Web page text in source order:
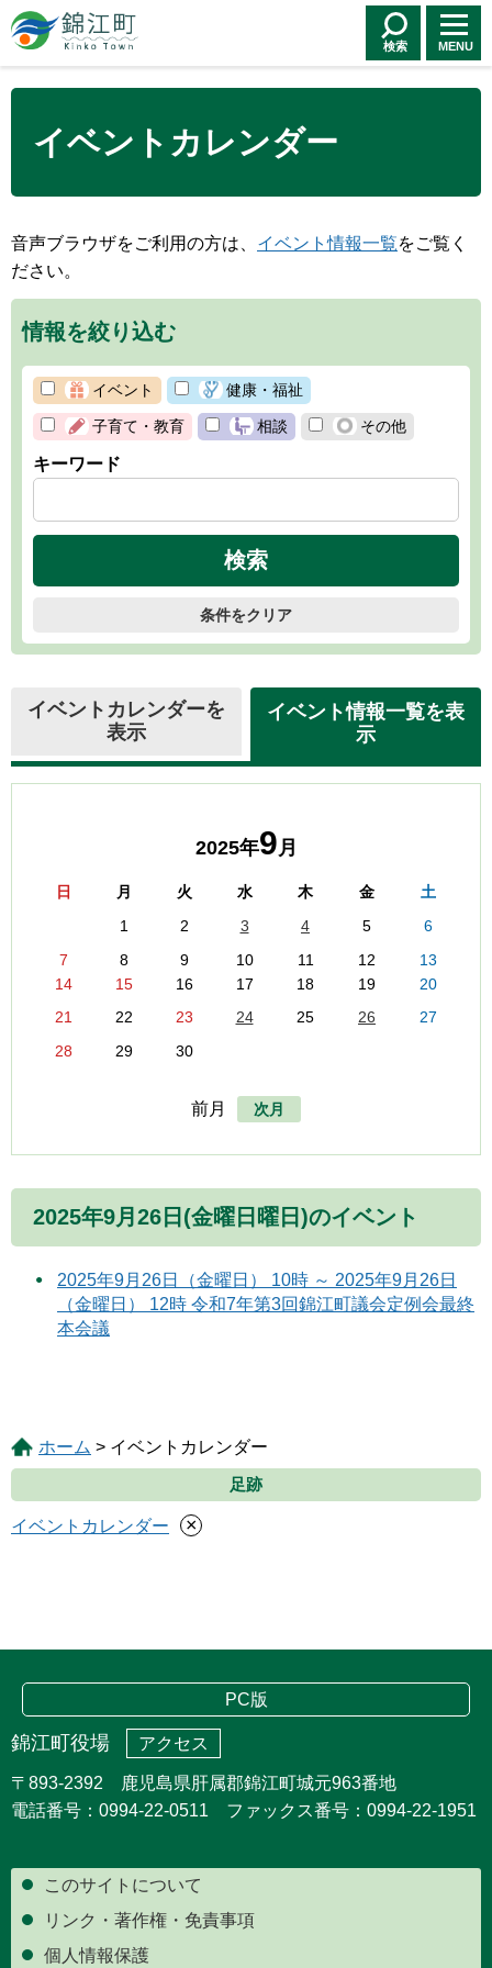
錦江町 Kinko
Town
検索 MENU
イベントカレンダー
音声ブラウザをご利用の方は、 イベント情報一覧をご覧く
ださい。
情報を絞り込む
イベント 健康・福祉
子育て・教育 相談 その他
キーワード
条件をクリア
イベントカレンダーを
表示
イベント情報一覧を表
示
2025年9月
日 月 火 水 木 金
土
1
2 3 4 5
6
7
8 9 10 11 12
13
14
15 16 17 18 19
20
21
22 23 24 25 26
27
28
29 30
前月 次月
2025年9月26日(金曜日曜日)のイベント
2025年9月26日（金曜日） 10時 ～ 2025年9月26日
（金曜日） 12時 令和7年第3回錦江町議会定例会最終
本会議
ホーム > イベントカレンダー
足跡
イベントカレンダー ×
PC版
錦江町役場 アクセス
〒893-2392 鹿児島県肝属郡錦江町城元963番地
電話番号：0994-22-0511 ファックス番号：0994-22-1951
このサイトについて
リンク・著作権・免責事項
個人情報保護